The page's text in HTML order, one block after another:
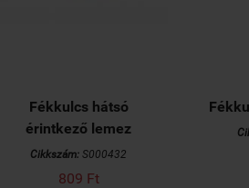
Fékkulcs hátsó
érintkező lemez
Cikkszám: S000432
809 Ft